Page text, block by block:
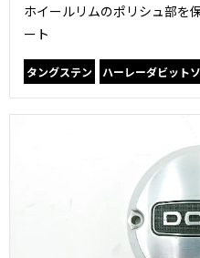
ホイールリムのポリシュ部を
ート
タングステン ハーレーダビット